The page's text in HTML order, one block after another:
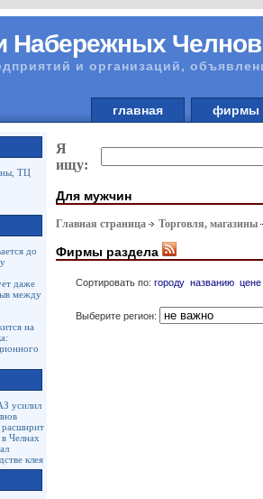
Набережных Челнов
и организаций,
главная
ТЦ
до
даже
между
на
усилил
Челнах
клея
Я
ищу:
Для мужчин
Главная страница Торговля, магазины
Фирмы раздела
Сортировать по: городу названию цене
Выберите регион: